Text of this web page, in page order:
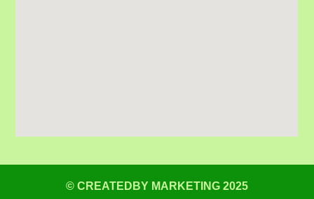
© CREATEDBY MARKETING 2025